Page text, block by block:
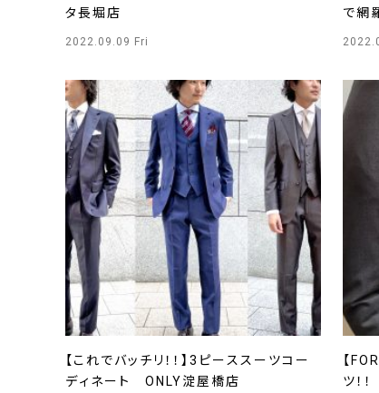
タ長堀店
2022.09.09 Fri
で網
【これでバッチリ！！】3ピーススーツコー
ディネート ONLY淀屋橋店
【
ツ！